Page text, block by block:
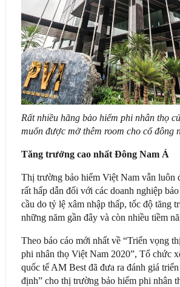
Rất nhiều hãng bảo hiểm phi nhân thọ
muốn được mở thêm room cho cổ đông
Tăng trưởng cao nhất Đông Nam Á
Thị trường bảo hiểm Việt Nam vẫn luôn
rất hấp dẫn đối với các doanh nghiệp
cầu do tỷ lệ xâm nhập thấp, tốc độ tăng
những năm gần đây và còn nhiều tiềm
Theo báo cáo mới nhất về “Triển vọng
phi nhân thọ Việt Nam 2020”, Tổ chức
quốc tế AM Best đã đưa ra đánh giá
định” cho thị trường bảo hiểm phi nhân